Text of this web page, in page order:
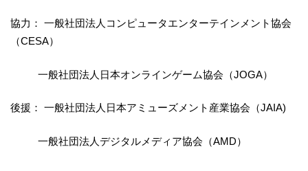
協力： 一般社団法人コンピュータエンターテインメント協会
（CESA）
一般社団法人日本オンラインゲーム協会（JOGA）
後援： 一般社団法人日本アミューズメント産業協会（JAIA)
一般社団法人デジタルメディア協会（AMD）